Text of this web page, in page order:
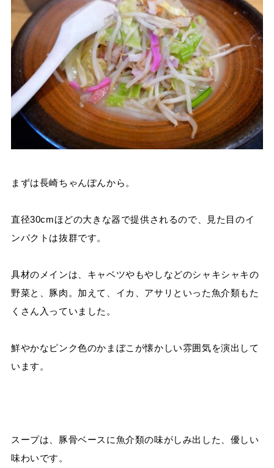
まずは長崎ちゃんぽんから。
直径30cmほどの大きな器で提供されるので、見た目のイ
ンパクトは抜群です。
具材のメインは、キャベツやもやしなどのシャキシャキの
野菜と、豚肉。加えて、イカ、アサリといった魚介類もた
くさん入っていました。
鮮やかなピンク色のかまぼこが懐かしい雰囲気を演出して
います。
スープは、豚骨ベースに魚介類の味がしみ出した、優しい
味わいです。